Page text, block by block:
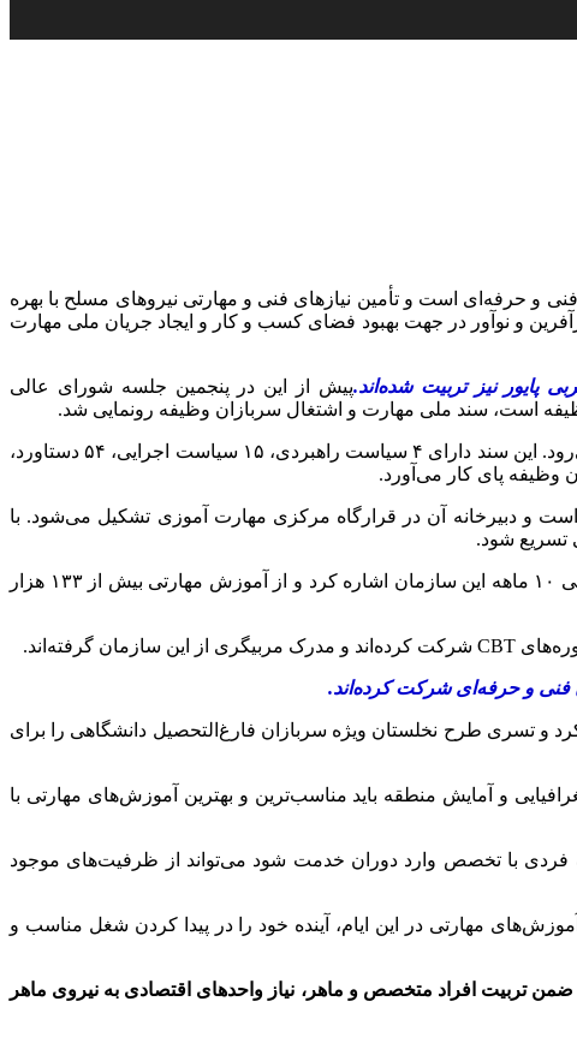
و حرفه‌ای است و تأمین نیازهای فنی و مهارتی نیروهای مسلح با بهره
و نوآور در جهت بهبود فضای کسب و کار و ایجاد جریان ملی مهارت
پیش از این در پنجمین جلسه شورای عالی
است، سند ملی مهارت و اشتغال سربازان وظیفه رونمایی شد.
سند ملی مهارت و اشتغال سربازان با قابلیت انسجام بخشی و همگرایی به عنوان سند میثاق برای مهارت آموزی سربازان به شمار می‌رود. این سند دارای ۴ سیاست راهبردی، ۱۵ سیاست اجرایی، ۵۴ دستاورد،
و دبیرخانه آن در قرارگاه مرکزی مهارت آموزی تشکیل می‌شود. با
تسریع شود.
در گفت و گو با ایسنا، به عملکرد آموزشی ۱۰ ماهه این سازمان اشاره کرد و از آموزش مهارتی بیش از ۱۳۳ هزار
و تسری طرح نخلستان ویژه سربازان فارغ‌التحصیل دانشگاهی را برای
و آمایش منطقه باید مناسب‌ترین و بهترین آموزش‌های مهارتی با
فردی با تخصص وارد دوران خدمت شود می‌تواند از ظرفیت‌های موجود
مهارتی در این ایام، آینده خود را در پیدا کردن شغل مناسب و
تربیت افراد متخصص و ماهر، نیاز واحدهای اقتصادی به نیروی ماهر